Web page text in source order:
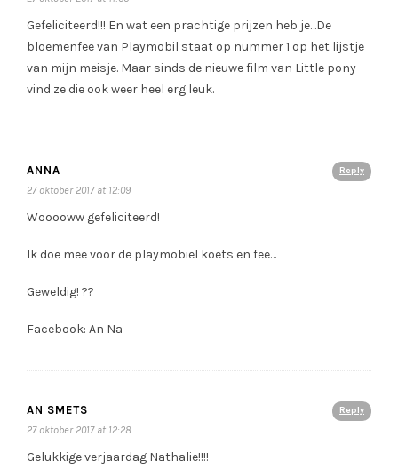
Gefeliciteerd!!! En wat een prachtige prijzen heb je…De
bloemenfee van Playmobil staat op nummer 1 op het lijstje
van mijn meisje. Maar sinds de nieuwe film van Little pony
vind ze die ook weer heel erg leuk.
Reply
ANNA
27 oktober 2017 at 12:09
Wooooww gefeliciteerd!
Ik doe mee voor de playmobiel koets en fee…
Geweldig! ??
Facebook: An Na
Reply
AN SMETS
27 oktober 2017 at 12:28
Gelukkige verjaardag Nathalie!!!!